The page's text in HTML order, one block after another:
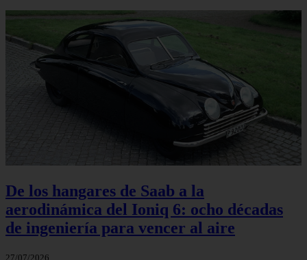
De los hangares de Saab a la
aerodinámica del Ioniq 6: ocho décadas
de ingeniería para vencer al aire
27/07/2026